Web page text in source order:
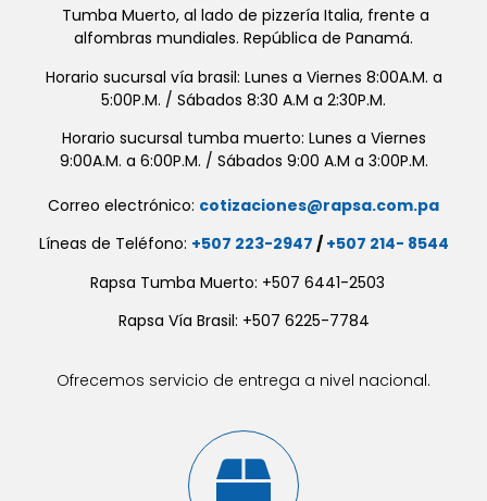
Tumba Muerto, al lado de pizzería Italia, frente a
alfombras mundiales. República de Panamá.
Horario sucursal vía brasil: Lunes a Viernes 8:00A.M. a
5:00P.M. / Sábados 8:30 A.M a 2:30P.M.
Horario sucursal tumba muerto: Lunes a Viernes
9:00A.M. a 6:00P.M. / Sábados 9:00 A.M a 3:00P.M.
Correo electrónico: cotizaciones@rapsa.com.pa
Líneas de Teléfono: +507 223-2947 / +507 214- 8544
Rapsa Tumba Muerto: +507 6441-2503
Rapsa Vía Brasil: +507 6225-7784
Ofrecemos servicio de entrega a nivel nacional.